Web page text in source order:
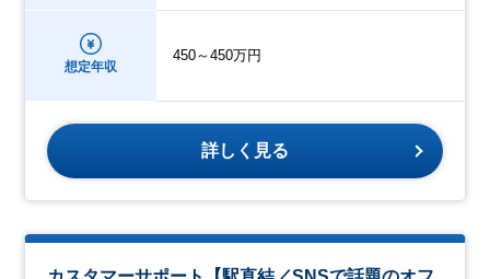
想定年収
450～450万円
詳しく見る